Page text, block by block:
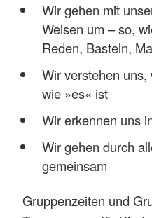
Wir gehen mit
Weisen um – so,
Reden, Basteln,
Wir verstehen
wie »es« ist
Wir erkennen uns
Wir gehen durch
gemeinsam
Gruppenzeiten und